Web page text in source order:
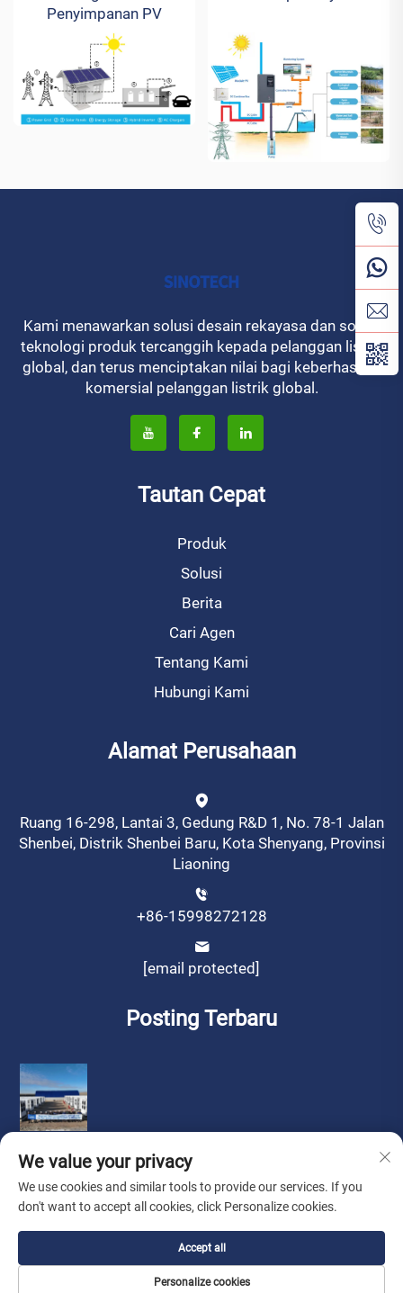
Penyimpanan PV
Perumahan
Kami menawarkan solusi desain rekayasa dan solusi
teknologi produk tercanggih kepada pelanggan listrik
global, dan terus menciptakan nilai bagi keberhasilan
komersial pelanggan listrik global.
Tautan Cepat
Produk
Solusi
Berita
Cari Agen
Tentang Kami
Hubungi Kami
Alamat Perusahaan
Ruang 16-298, Lantai 3, Gedung R&D 1, No. 78-1 Jalan
Shenbei, Distrik Shenbei Baru, Kota Shenyang, Provinsi
Liaoning
+86-15998272128
[email protected]
Posting Terbaru
Hak Cipta © oleh Liaoning Sinotech Group Co., Ltd.
Privasi
Tentang Kami Hubungi Kami
We value your privacy
We use cookies and similar tools to provide our services. If you
don't want to accept all cookies, click Personalize cookies.
Personalize cookies
Accept all